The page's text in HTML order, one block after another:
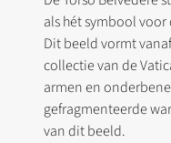
als hét symbool
Dit beeld vormt
collectie van de
armen en
gefragmenteerde
van dit beeld.